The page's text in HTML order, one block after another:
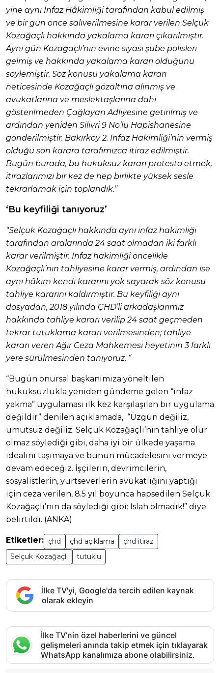
yine aynı İnfaz Hâkimliği tarafından kabul edilmiş
ve bir gün önce salıverilmesine karar verilen Selçuk
Kozağaçlı hakkında yakalama kararı çıkarılmıştır.
Aynı gün Kozağaçlı’nın evine siyasi şube polisleri
gelmiş ve hakkında yakalama kararı olduğunu
söylemiştir. Söz konusu yakalama kararı
neticesinde Kozağaçlı gözaltına alınmış ve
avukatlarına ve meslektaşlarına dahi
gösterilmeden Çağlayan Adliyesine getirilmiş ve
ardından yeniden Silivri 9 No’lu Hapishanesine
gönderilmiştir. Bakırköy 2. İnfaz Hakimliği’nin vermiş
olduğu son karara tarafımızca itiraz edilmiştir.
Bugün burada, bu hukuksuz kararı protesto etmek,
itirazlarımızı bir kez de hep birlikte yüksek sesle
tekrarlamak için toplandık.”
‘Bu keyfiliği tanıyoruz’
“Selçuk Kozağaçlı hakkında aynı infaz hakimliği
tarafından aralarında 24 saat olmadan iki farklı
karar verilmiştir. İnfaz hakimliği öncelikle
Kozağaçlı’nın tahliyesine karar vermiş, ardından ise
aynı hâkim kendi kararını yok sayarak söz konusu
tahliye kararını kaldırmıştır. Bu keyfiliği aynı
dosyadan, 2018 yılında ÇHD’li arkadaşlarımız
hakkında tahliye kararı verilip 24 saat geçmeden
tekrar tutuklama kararı verilmesinden; tahliye
kararı veren Ağır Ceza Mahkemesi heyetinin 3 farklı
yere sürülmesinden tanıyoruz. “
“Bugün onursal başkanımıza yöneltilen
hukuksuzlukla yeniden gündeme gelen “infaz
yakma” uygulaması ilk kez karşılaşılan bir uygulama
değildir” denilen açıklamada, “Üzgün değiliz,
umutsuz değiliz. Selçuk Kozağaçlı’nın tahliye olur
olmaz söylediği gibi, daha iyi bir ülkede yaşama
idealini taşımaya ve bunun mücadelesini vermeye
devam edeceğiz. İşçilerin, devrimcilerin,
sosyalistlerin, yurtseverlerin avukatlığını yaptığı
için ceza verilen, 8.5 yıl boyunca hapsedilen Selçuk
Kozağaçlı’nın da söylediği gibi: Islah olmadık!” diye
belirtildi. (ANKA)
Etiketler: çhd çhd açıklama
çhd itiraz
Selçuk Kozağaçlı
tutuklu
İlke TV'yi, Google'da tercih edilen kaynak
olarak ekleyin
İlke TV’nin özel haberlerini ve güncel
gelişmeleri anında takip etmek için tıklayarak
WhatsApp kanalımıza abone olabilirsiniz.